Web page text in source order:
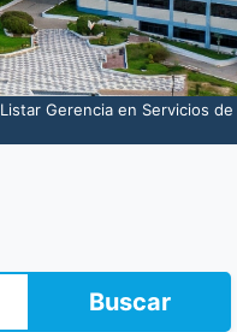
Listar Gerencia en Servicios
Buscar